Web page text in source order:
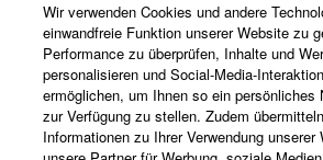
Yamaha DSP Funktionen
Musik- und Mikrofoneinsatz
Wir verwenden Cookies und andere
einwandfreie Funktion unserer Website zu
Performance zu überprüfen, Inhalte und
personalisieren und Social-Media-
ermöglichen, um Ihnen so ein persönliches
zur Verfügung zu stellen. Zudem
Informationen zu Ihrer Verwendung unserer